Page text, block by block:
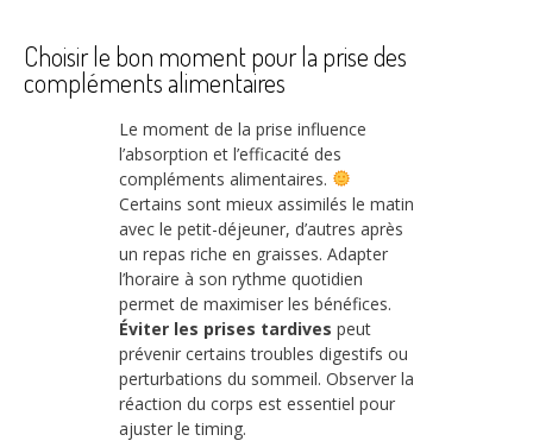
Choisir le bon moment pour la prise des
compléments alimentaires
Le moment de la prise influence
l’absorption et l’efficacité des
compléments alimentaires.
Certains sont mieux assimilés le matin
avec le petit-déjeuner, d’autres après
un repas riche en graisses. Adapter
l’horaire à son rythme quotidien
permet de maximiser les bénéfices.
Éviter les prises tardives peut
prévenir certains troubles digestifs ou
perturbations du sommeil. Observer la
réaction du corps est essentiel pour
ajuster le timing.